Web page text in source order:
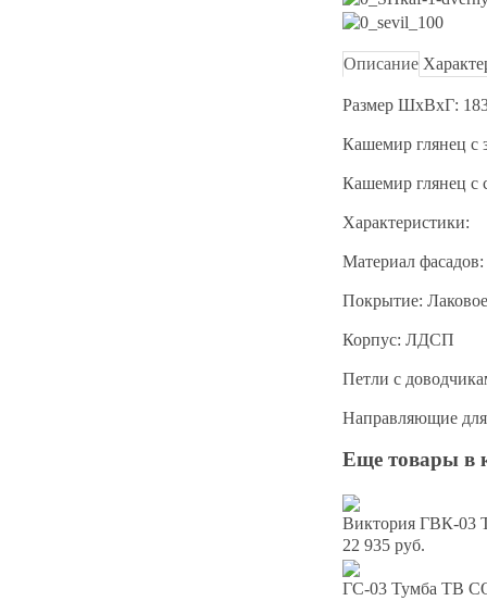
Описание
Размер ШхВхГ:
Кашемир глянец с
Кашемир глянец с
Характеристики:
Материал
Покрытие:
Корпус: ЛДСП
Петли с
Направляющие
Еще товары в
Виктория ГВК-03
22 935 руб.
ГС-03 Тумба ТВ